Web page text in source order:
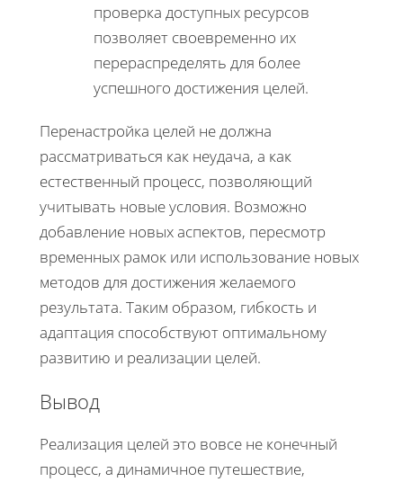
проверка доступных ресурсов
позволяет своевременно их
перераспределять для более
успешного достижения целей.
Перенастройка целей не должна
рассматриваться как неудача, а как
естественный процесс, позволяющий
учитывать новые условия. Возможно
добавление новых аспектов, пересмотр
временных рамок или использование новых
методов для достижения желаемого
результата. Таким образом, гибкость и
адаптация способствуют оптимальному
развитию и реализации целей.
Вывод
Реализация целей это вовсе не конечный
процесс, а динамичное путешествие,